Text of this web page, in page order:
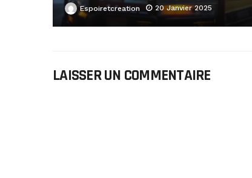
Espoiretcreation 20 Janvier 2025
LAISSER UN COMMENTAIRE